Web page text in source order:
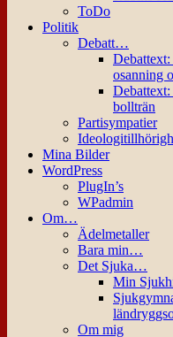
ToDo
Politik
Debatt…
osanning
bollträn
Partisympatier
Mina Bilder
WordPress
PlugIn’s
WPadmin
Om…
Ädelmetaller
Bara min…
Det Sjuka…
Min
Om mig